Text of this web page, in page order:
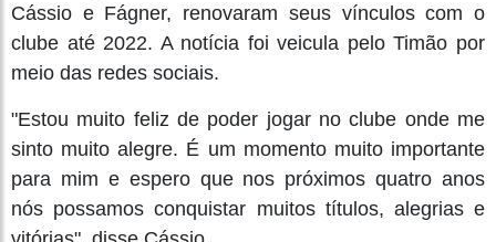
Cássio e Fágner, renovaram seus vínculos com o
clube até 2022. A notícia foi veicula pelo Timão por
meio das redes sociais.
"Estou muito feliz de poder jogar no clube onde me
sinto muito alegre. É um momento muito importante
para mim e espero que nos próximos quatro anos
nós possamos conquistar muitos títulos, alegrias e